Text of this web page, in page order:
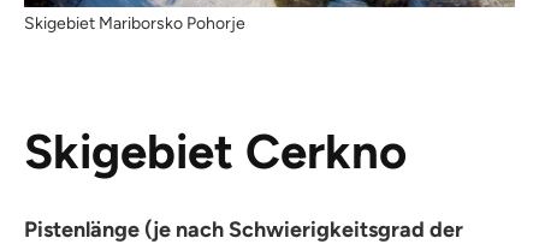
Skigebiet Mariborsko Pohorje
Skigebiet Cerkno
Pistenlänge (je nach Schwierigkeitsgrad der